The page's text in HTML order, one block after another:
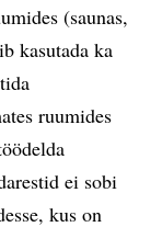
(saunas,
kasutada ka
ruumides
ei sobi
kus on